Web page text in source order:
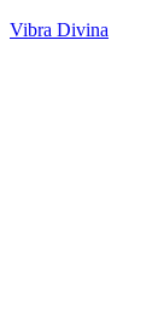
Vibra Divina